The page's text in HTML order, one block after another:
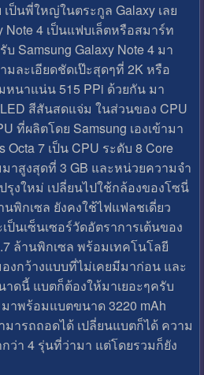
พี่ใหญ่ในตระกูล Galaxy เลย
Note 4 เป็นแฟบเล็ตหรือสมาร์ท
Samsung Galaxy Note 4 มา
ละเอียดชัดเป๊ะสุดๆที่ 2K หรือ
หนาแน่น 515 PPi ด้วยกัน มา
สีสันสดแจ่ม ในส่วนของ CPU
ที่ผลิตโดย Samsung เองเข้ามา
7 เป็น CPU ระดับ 8 Core
มาสูงสุดที่ 3 GB และหน่วยความจำ
รุงใหม่ เปลี่ยนไปใช้กล้องของโซนี่
พิกเซล ยังคงใช้ไฟแฟลชเดี่ยว
ป็นเซ็นเซอร์วัดอัตราการเต้นของ
ล้านพิกเซล พร้อมเทคโนโลยี
งกว้างแบบที่ไม่เคยมีมาก่อน และ
ดนี้ แบตก็ต้องให้มาเยอะๆครับ
มาพร้อมแบตขนาด 3220 mAh
มารถถอดได้ เปลี่ยนแบตก็ได้ ความ
ว่า 4 รุ่นที่ว่ามา แต่โดยรวมก็ยัง